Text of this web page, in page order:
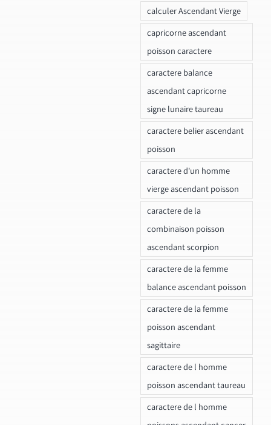
calculer Ascendant Vierge
capricorne ascendant
poisson caractere
caractere balance
ascendant capricorne
signe lunaire taureau
caractere belier ascendant
poisson
caractere d'un homme
vierge ascendant poisson
caractere de la
combinaison poisson
ascendant scorpion
caractere de la femme
balance ascendant poisson
caractere de la femme
poisson ascendant
sagittaire
caractere de l homme
poisson ascendant taureau
caractere de l homme